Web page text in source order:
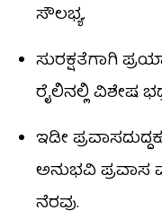
ಸೌಲಭ್ಯ.
ಸುರಕ್ಷತೆಗಾಗಿ
ರೈಲಿನಲ್ಲಿ ವಿಶೇಷ
ಇಡೀ
ಅನುಭವಿ ಪ್ರವಾಸ
ನೆರವು.